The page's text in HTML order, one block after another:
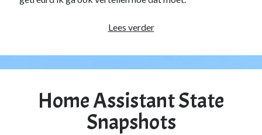
Power Apps(1)
PowerShell(1)
Windows 10(3)
Windows 11 (1)
Windows Server 2019(4)
Lees verderAutomatische
afvangen
Home Assistant State
Snapshots